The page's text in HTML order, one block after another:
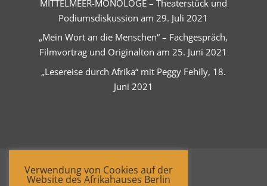
MITTELMEER-MONOLOGE – Theaterstück und
Podiumsdiskussion am 29. Juli 2021
„Mein Wort an die Menschen“ – Fachgespräch,
Filmvortrag und Originalton am 25. Juni 2021
„Lesereise durch Afrika“ mit Peggy Fehily, 18.
Juni 2021
Verwendung von Cookies auf der
Website des Afrikahauses Berlin